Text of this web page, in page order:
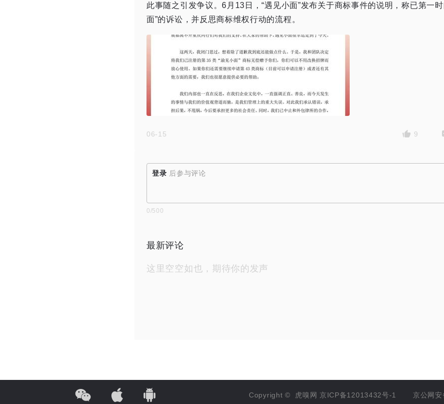
此事随之引发争议。6月13日，“遇见小面”发布关于商标事件的说明，称已第一
面”的诉讼，并反思商标维权行动的流程。
06-15 9
登录 后参与评论
0/500
最新评论
这里空空如也，期待你的发声
Copyright © 虎嗅网 京ICP备12013432号-1 京公网